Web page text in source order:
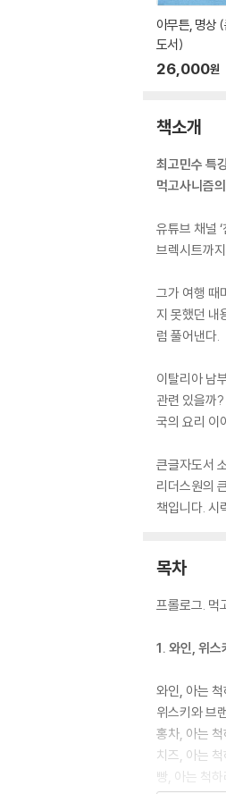
아무튼, 명상
도서)
26,000원
책소개
최고민수 특
먹고사니즘
유튜브 채널
브렉시트까
그가 여행 때
지 못했던 내
럼 풀어낸다.
이탈리아 남
관련 있을까
국의 요리 이
큰글자도서
리더스원의
책입니다. 시
목차
프롤로그. 먹
1. 와인, 위스
와인, 아는
위스키와 브
홍차, 아는
치즈, 아는
빵, 아는 척